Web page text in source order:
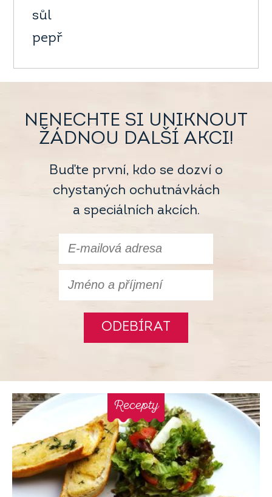
sůl
pepř
NENECHTE SI UNIKNOUT
ŽÁDNOU DALŠÍ AKCI!
Buďte první, kdo se dozví o
chystaných ochutnávkách
a speciálních akcích.
ODEBÍRAT
Recepty